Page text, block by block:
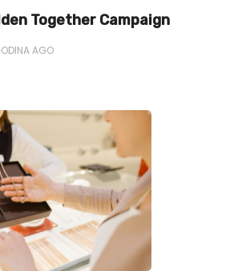
Together Campaign
AGO